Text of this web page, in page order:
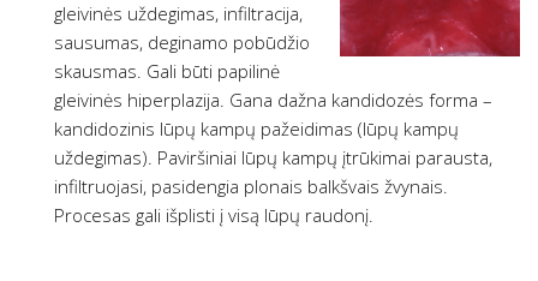
gleivinės uždegimas, infiltracija,
sausumas, deginamo pobūdžio
skausmas. Gali būti papilinė
gleivinės hiperplazija. Gana dažna kandidozės forma –
kandidozinis lūpų kampų pažeidimas (lūpų kampų
uždegimas). Paviršiniai lūpų kampų įtrūkimai parausta,
infiltruojasi, pasidengia plonais balkšvais žvynais.
Procesas gali išplisti į visą lūpų raudonį.